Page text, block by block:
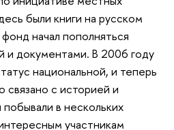
были книги на русском
начал пополняться
и документами. В 2006 году
национальной, и теперь
связано с историей и
в нескольких
участникам